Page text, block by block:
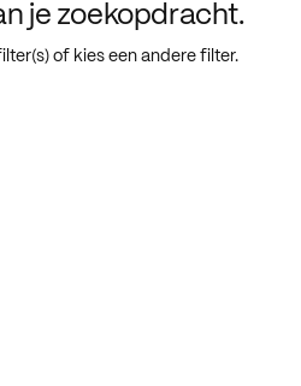
je zoekopdracht.
of kies een andere filter.